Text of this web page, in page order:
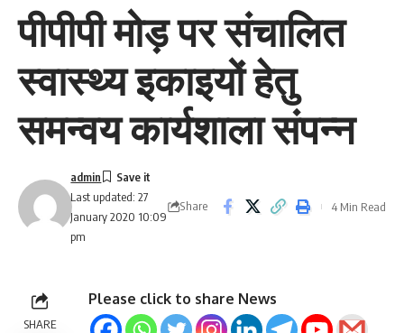
पीपीपी मोड़ पर संचालित
स्वास्थ्य इकाइयों हेतु
समन्वय कार्यशाला संपन्न
Last updated: 27
January 2020 10:09
pm
admin
Share 4 Min Read
SHARE
Please click to share News